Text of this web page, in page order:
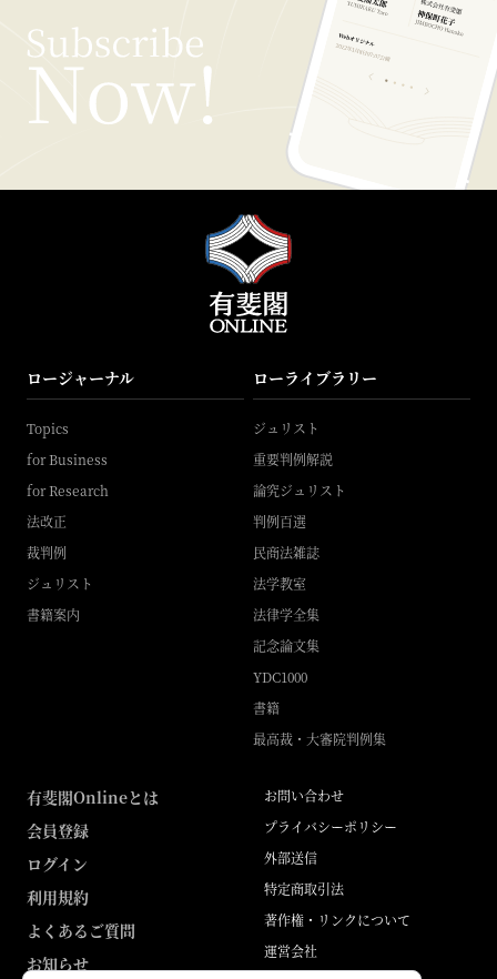
ロージャーナル
Topics
for Business
for Research
法改正
裁判例
ジュリスト
書籍案内
ローライブラリー
ジュリスト
重要判例解説
論究ジュリスト
判例百選
民商法雑誌
法学教室
法律学全集
記念論文集
YDC1000
書籍
最高裁・大審院判例集
有斐閣Onlineとは
会員登録
ログイン
利用規約
よくあるご質問
お知らせ
お問い合わせ
プライバシーポリシー
外部送信
特定商取引法
著作権・リンクについて
運営会社